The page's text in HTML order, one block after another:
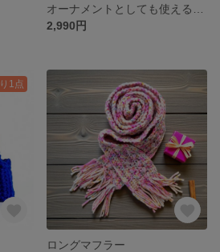
2,990円
1点
ロングマフラー